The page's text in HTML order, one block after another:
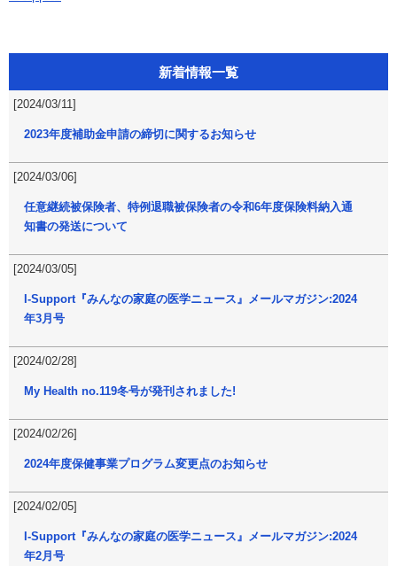
新着情報一覧
[2024/03/11]
2023年度補助金申請の締切に関するお知らせ
[2024/03/06]
任意継続被保険者、特例退職被保険者の令和6年度保険料納入通
知書の発送について
[2024/03/05]
I-Support『みんなの家庭の医学ニュース』メールマガジン:2024
年3月号
[2024/02/28]
My Health no.119冬号が発刊されました!
[2024/02/26]
2024年度保健事業プログラム変更点のお知らせ
[2024/02/05]
I-Support『みんなの家庭の医学ニュース』メールマガジン:2024
年2月号